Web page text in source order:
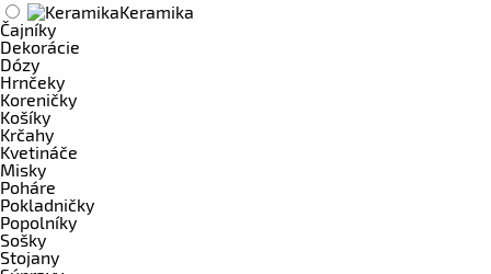
Keramika
Čajníky
Dekorácie
Dózy
Hrnčeky
Koreničky
Košíky
Krčahy
Kvetináče
Misky
Poháre
Pokladničky
Popolníky
Sošky
Stojany